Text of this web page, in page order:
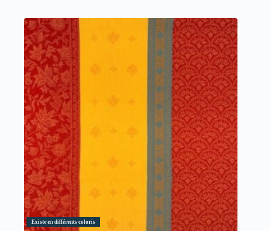
Existe en différents coloris